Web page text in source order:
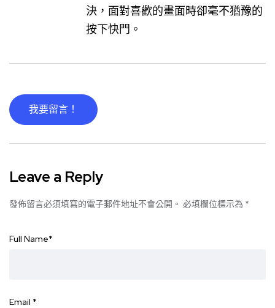
決，面對喜歡的畫面時卻毫不猶豫的
按下快門。
我要留言！
Leave a Reply
發佈留言必須填寫的電子郵件地址不會公開。 必填欄位標示為 *
Full Name*
Email *